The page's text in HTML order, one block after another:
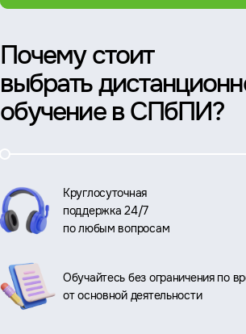
Почему стоит
выбрать
обучение в СПбПИ?
Круглосуточная
поддержка 24/7
по любым вопросам
Обучайтесь без ограничения по
от основной деятельности